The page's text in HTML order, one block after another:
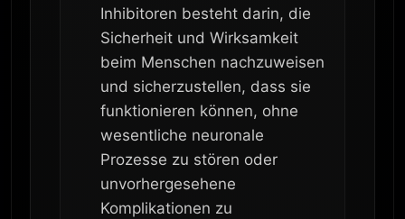
Inhibitoren besteht darin, die
Sicherheit und Wirksamkeit
beim Menschen nachzuweisen
und sicherzustellen, dass sie
funktionieren können, ohne
wesentliche neuronale
Prozesse zu stören oder
unvorhergesehene
Komplikationen zu